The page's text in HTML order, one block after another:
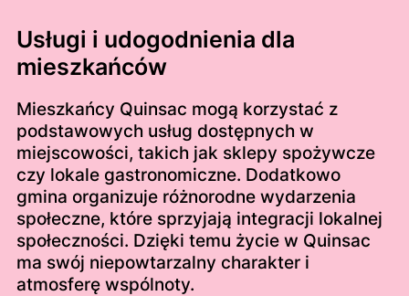
Usługi i udogodnienia dla
mieszkańców
Mieszkańcy Quinsac mogą korzystać z
podstawowych usług dostępnych w
miejscowości, takich jak sklepy spożywcze
czy lokale gastronomiczne. Dodatkowo
gmina organizuje różnorodne wydarzenia
społeczne, które sprzyjają integracji lokalnej
społeczności. Dzięki temu życie w Quinsac
ma swój niepowtarzalny charakter i
atmosferę wspólnoty.